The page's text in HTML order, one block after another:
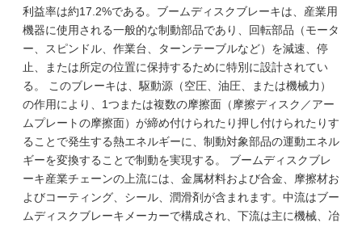
利益率は約17.2%である。ブームディスクブレーキは、産業用
機器に使用される一般的な制動部品であり、回転部品（モータ
ー、スピンドル、作業台、ターンテーブルなど）を減速、停
止、または所定の位置に保持するために特別に設計されてい
る。 このブレーキは、駆動源（空圧、油圧、または機械力）
の作用により、1つまたは複数の摩擦面（摩擦ディスク／アー
ムプレートの摩擦面）が締め付けられたり押し付けられたりす
ることで発生する熱エネルギーに、制動対象部品の運動エネル
ギーを変換することで制動を実現する。 ブームディスクブレ
ーキ産業チェーンの上流には、金属材料および合金、摩擦材お
よびコーティング、シール、潤滑剤が含まれます。中流はブー
ムディスクブレーキメーカーで構成され、下流は主に機械、冶